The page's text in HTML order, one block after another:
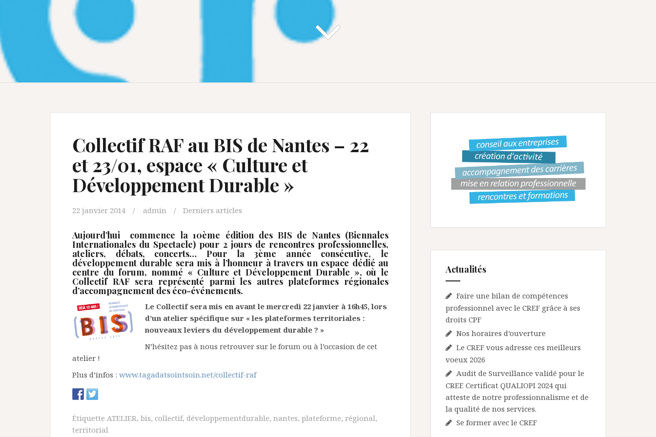
Collectif RAF au BIS de Nantes – 22
et 23/01, espace « Culture et
Développement Durable »
22 janvier 2014 admin Derniers articles
Aujourd’hui commence la 10ème édition des BIS de Nantes (Biennales
Internationales du Spectacle) pour 2 jours de rencontres professionnelles,
ateliers, débats, concerts… Pour la 3ème année consécutive, le
développement durable sera mis à l’honneur à travers un espace dédié au
centre du forum, nommé « Culture et Développement Durable », où le
Collectif RAF sera représenté parmi les autres plateformes régionales
d’accompagnement des éco-événements.
Le Collectif sera mis en avant le mercredi 22 janvier à 16h45, lors
d’un atelier spécifique sur « les plateformes territoriales :
nouveauxleviers du développement durable ? »
N’hésitez pas à nous retrouver sur le forum ou à l’occasion de cet
atelier !
Plus d’infos : www.tagadatsointsoin.net/collectif-raf
Étiquette ATELIER, bis, collectif, développementdurable, nantes, plateforme, régional,
territorial
Actualités
Faire une bilan de compétences
professionnel avec le CREF grâce à ses
droits CPF
Nos horaires d’ouverture
Le CREF vous adresse ces meilleurs
voeux 2026
Audit de Surveillance validé pour le
CREF. Certificat QUALIOPI 2024 qui
atteste de notre professionnalisme et de
la qualité de nos services.
Se former avec le CREF